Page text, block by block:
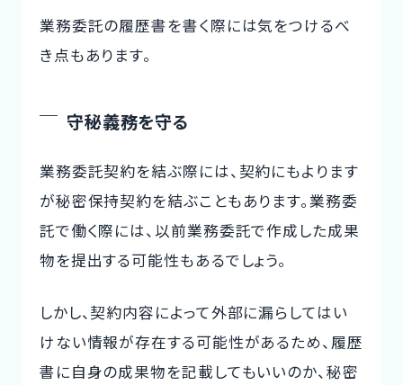
業務委託の履歴書を書く際には気をつけるべ
き点もあります。
守秘義務を守る
業務委託契約を結ぶ際には、契約にもよります
が秘密保持契約を結ぶこともあります。業務委
託で働く際には、以前業務委託で作成した成果
物を提出する可能性もあるでしょう。
しかし、契約内容によって外部に漏らしてはい
けない情報が存在する可能性があるため、履歴
書に自身の成果物を記載してもいいのか、秘密